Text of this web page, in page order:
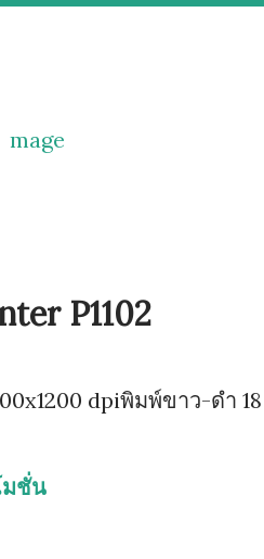
P1102
dpiพิมพ์ขาว-ดำ
มชั่น